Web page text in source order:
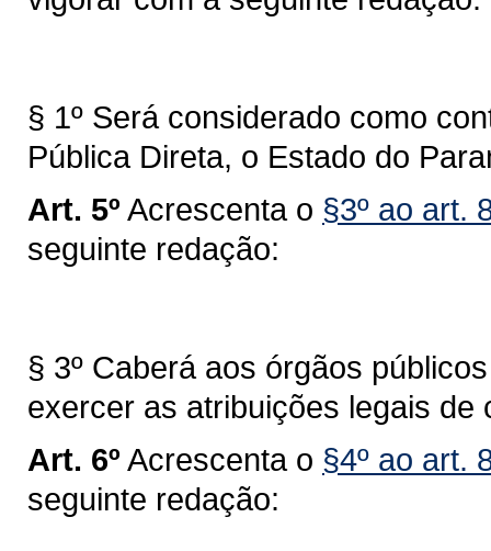
§ 1º Será considerado como
Pública Direta, o Estado do
Art. 5º Acrescenta o §3º ao art.
seguinte redação:
§ 3º Caberá aos órgãos
exercer as atribuições legais de
Art. 6º Acrescenta o §4º ao art.
seguinte redação: